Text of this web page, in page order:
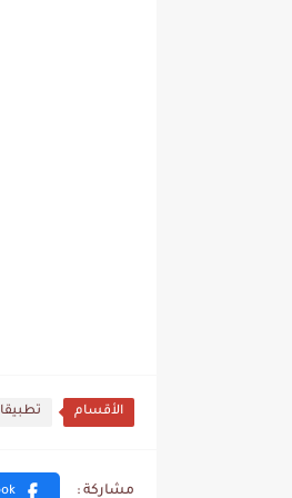
الأقسام